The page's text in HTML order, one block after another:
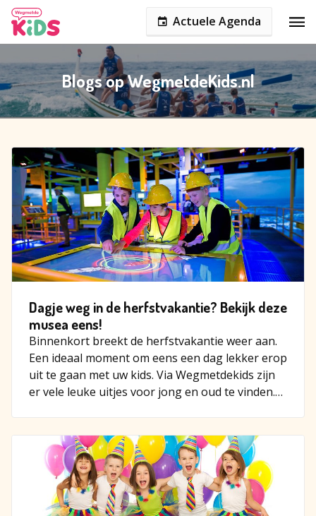
Actuele Agenda
Blogs op WegmetdeKids.nl
Dagje weg in de herfstvakantie? Bekijk deze
musea eens!
Binnenkort breekt de herfstvakantie weer aan.
Een ideaal moment om eens een dag lekker erop
uit te gaan met uw kids. Via Wegmetdekids zijn
er vele leuke uitjes voor jong en oud te vinden.